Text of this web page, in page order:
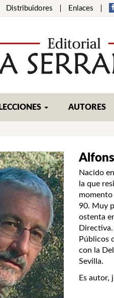
Distribuidores Enlaces
AUTORES
Nacido
la que
momento
90. Muy
ostenta
Públicos
con la
Sevilla.
Es autor,